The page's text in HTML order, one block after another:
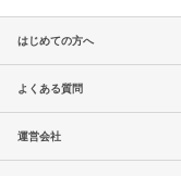
はじめての方へ
よくある質問
運営会社